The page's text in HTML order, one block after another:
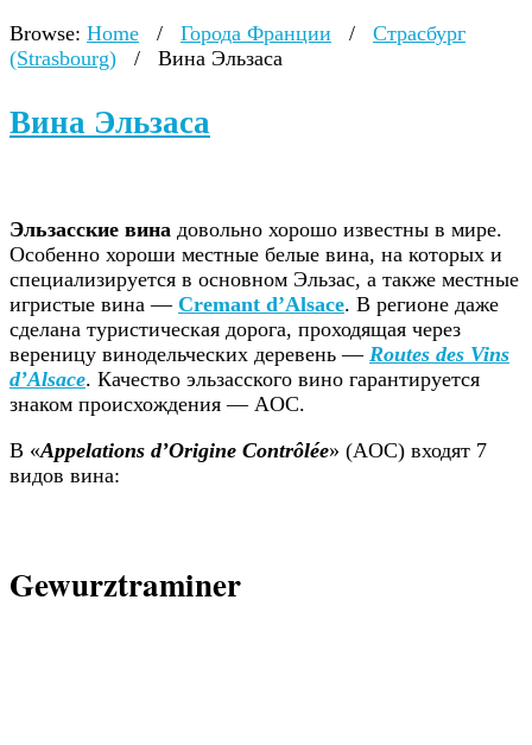
Browse: Home / Города Франции /
Страсбург
(Strasbourg)
/ Вина Эльзаса
Вина Эльзаса
Эльзасские вина довольно хорошо известны в мире.
Особенно хороши местные белые вина, на которых и
специализируется в основном Эльзас, а также местные
игристые вина — Cremant d’Alsace. В регионе даже
сделана туристическая дорога, проходящая через
вереницу винодельческих деревень — Routes des Vins
d’Alsace. Качество эльзасского вино гарантируется
знаком происхождения — AOC.
В «Appelations d’Origine Contrôlée» (AOC) входят 7
видов вина:
Gewurztraminer